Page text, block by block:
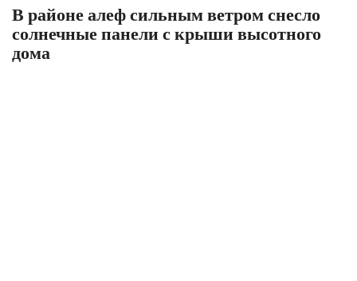
В районе алеф сильным ветром снесло
солнечные панели с крыши высотного
дома